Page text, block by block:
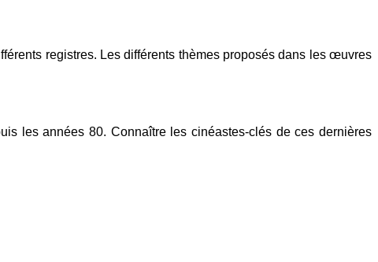
registres. Les différents thèmes proposés dans les œuvres
les années 80. Connaître les cinéastes-clés de ces dernières